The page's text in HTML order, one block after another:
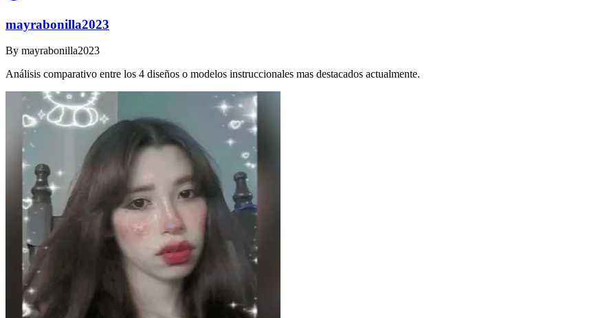
mayrabonilla2023
By mayrabonilla2023
Análisis comparativo entre los 4 diseños o modelos instruccionales mas destacados actualmente.